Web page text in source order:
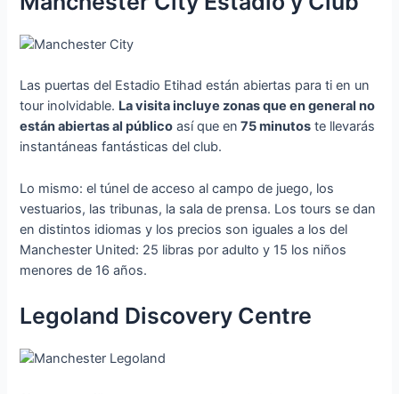
Las puertas del Estadio Etihad están abiertas para ti en un
tour inolvidable. La visita incluye zonas que en general no
están abiertas al público así que en 75 minutos te llevarás
instantáneas fantásticas del club.
Lo mismo: el túnel de acceso al campo de juego, los
vestuarios, las tribunas, la sala de prensa. Los tours se dan
en distintos idiomas y los precios son iguales a los del
Manchester United: 25 libras por adulto y 15 los niños
menores de 16 años.
Legoland Discovery Centre